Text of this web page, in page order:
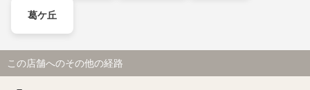
葛ケ丘
この店舗へのその他の経路